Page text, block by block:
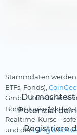
Du
Potenzial
Registriere
Stammdaten
ETFs, Fonds),
GmbH. Kursdaten
Börsenkurse (Aktien,
Realtime-Kurse –
und derLang &